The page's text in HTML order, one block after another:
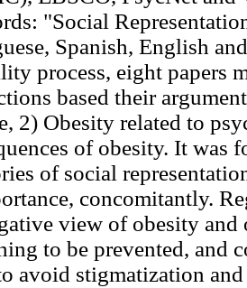
"Social
Spanish, English
process, eight papers
based their
2) Obesity related to
of obesity. It was
of social
concomitantly.
view of obesity and
to be prevented, and
avoid stigmatization